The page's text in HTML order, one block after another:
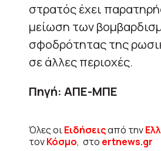
στρατός έχει
μείωση των
σφοδρότητας της
σε άλλες περιοχές.
Πηγή: ΑΠΕ-ΜΠΕ
Όλες οιΕιδήσειςαπό την
τονΚόσμο, στο ertnews.gr